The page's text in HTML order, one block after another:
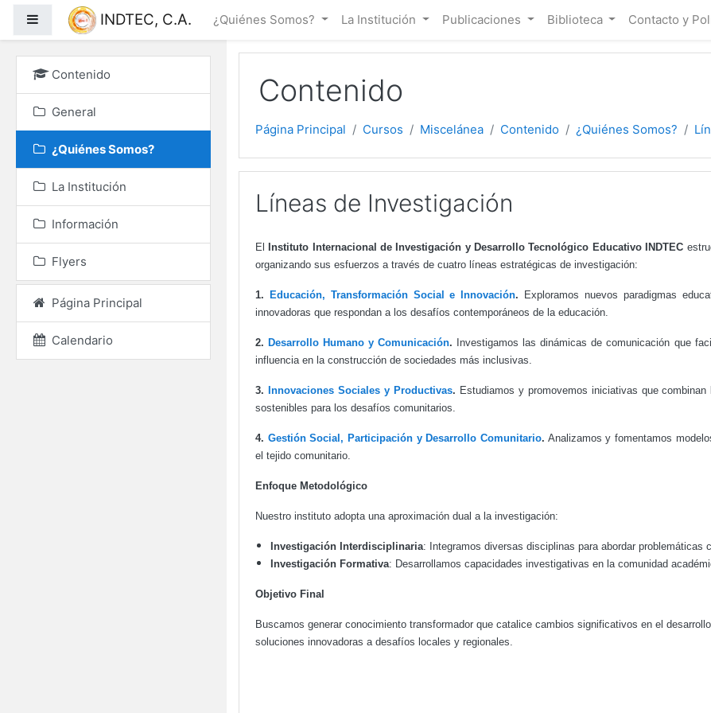
Panel lateralINDTEC, C.A. ¿Quiénes Somos? La Institución Publicaciones Biblioteca Contacto y
Contenido
General
¿Quiénes Somos?
La Institución
Información
Flyers
Página Principal
Calendario
Contenido
Página Principal Cursos Miscelánea Contenido ¿Quiénes Somos?
Líneas de Investigación
El Instituto Internacional de Investigación y Desarrollo Tecnológico Educativo INDTEC
organizando sus esfuerzos a través de cuatro líneas estratégicas de investigación:
1. Educación, Transformación Social e Innovación. Exploramos nuevos paradigmas
innovadoras que respondan a los desafíos contemporáneos de la educación.
2. Desarrollo Humano y Comunicación. Investigamos las dinámicas de comunicación que
influencia en la construcción de sociedades más inclusivas.
3. Innovaciones Sociales y Productivas. Estudiamos y promovemos iniciativas que
sostenibles para los desafíos comunitarios.
4. Gestión Social, Participación y Desarrollo Comunitario. Analizamos y fomentamos
el tejido comunitario.
Enfoque Metodológico
Nuestro instituto adopta una aproximación dual a la investigación:
Investigación Interdisciplinaria: Integramos diversas disciplinas para abordar problemáticas
Investigación Formativa: Desarrollamos capacidades investigativas en la comunidad
Objetivo Final
Buscamos generar conocimiento transformador que catalice cambios significativos en el
soluciones innovadoras a desafíos locales y regionales.